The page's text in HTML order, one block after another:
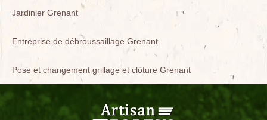
Jardinier Grenant
Entreprise de débroussaillage Grenant
Pose et changement grillage et clôture Grenant